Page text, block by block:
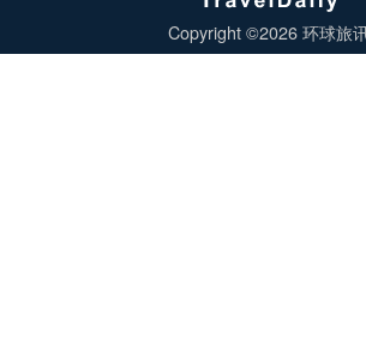
Copyright ©2026 环球旅